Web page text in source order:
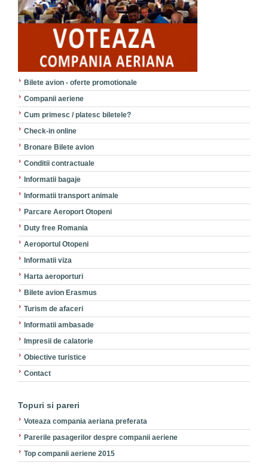
Bilete avion - oferte promotionale
Companii aeriene
Cum primesc / platesc biletele?
Check-in online
Bronare Bilete avion
Conditii contractuale
Informatii bagaje
Informatii transport animale
Parcare Aeroport Otopeni
Duty free Romania
Aeroportul Otopeni
Informatii viza
Harta aeroporturi
Bilete avion Erasmus
Turism de afaceri
Informatii ambasade
Impresii de calatorie
Obiective turistice
Contact
Topuri si pareri
Voteaza compania aeriana preferata
Parerile pasagerilor despre companii aeriene
Top companii aeriene 2015